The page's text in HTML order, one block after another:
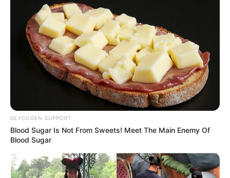
GLYCOGEN SUPPORT
Blood Sugar Is Not From Sweets! Meet The Main Enemy Of
Blood Sugar